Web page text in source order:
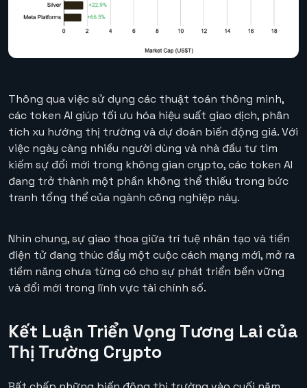
Thông qua việc sử dụng các thuật toán thông minh,
các token AI giúp tối ưu hóa hiệu suất giao dịch, phân
tích xu hướng thị trường và dự đoán biến động giá. Với
việc ngày càng nhiều người dùng và nhà đầu tư tìm
kiếm sự đổi mới trong không gian crypto, các token AI
đang trở thành một phần không thể thiếu trong bức
tranh tổng thể của ngành công nghiệp này.
Nhìn chung, sự giao thoa giữa trí tuệ nhân tạo và tiền
điện tử đang thúc đẩy một cuộc cách mạng mới, mở ra
tiềm năng chưa từng có cho sự phát triển bền vững
và đổi mới trong lĩnh vực tài chính số.
Kết Luận Triển Vọng Tương Lai của
Thị Trường Crypto